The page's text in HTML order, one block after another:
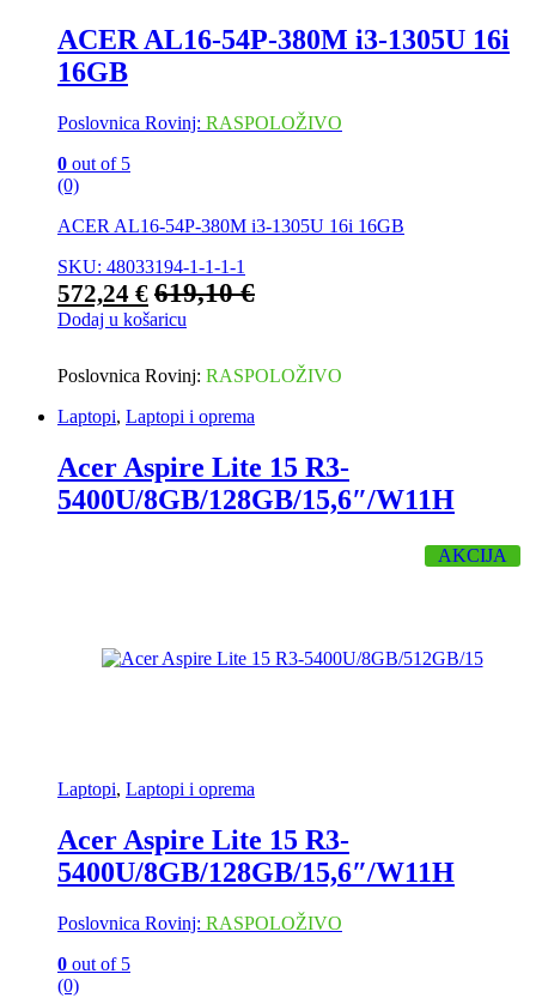
ACER AL16-54P-380M i3-1305U 16i
16GB
Poslovnica Rovinj: RASPOLOŽIVO
0 out of 5
(0)
ACER AL16-54P-380M i3-1305U 16i 16GB
SKU: 48033194-1-1-1-1
572,24 € 619,10€
Dodaj u košaricu
Poslovnica Rovinj: RASPOLOŽIVO
Laptopi, Laptopi i oprema
Acer Aspire Lite 15 R3-
5400U/8GB/128GB/15,6″/W11H
AKCIJA
Laptopi, Laptopi i oprema
Acer Aspire Lite 15 R3-
5400U/8GB/128GB/15,6″/W11H
Poslovnica Rovinj: RASPOLOŽIVO
0 out of 5
(0)